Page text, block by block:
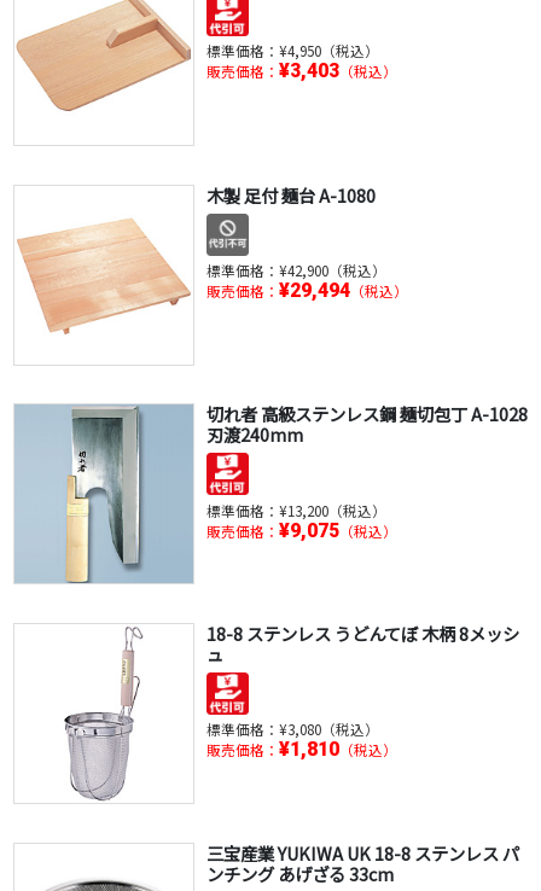
標準価格： ¥4,950（税込）
販売価格： ¥3,403（税込）
木製 足付 麺台 A-1080
標準価格： ¥42,900（税込）
販売価格： ¥29,494（税込）
切れ者 高級ステンレス鋼 麺切包丁 A-1028
刃渡240mm
標準価格： ¥13,200（税込）
販売価格： ¥9,075（税込）
18-8 ステンレス うどんてぼ 木柄 8メッシ
ュ
標準価格： ¥3,080（税込）
販売価格： ¥1,810（税込）
三宝産業 YUKIWA UK 18-8 ステンレス パ
ンチング あげざる 33cm